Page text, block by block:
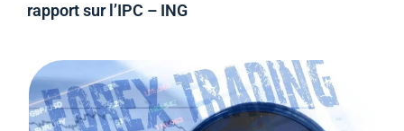
rapport sur l’IPC – ING